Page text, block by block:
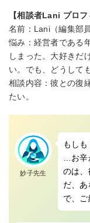
【相談者Lani プロフ
名前：Lani（編集部
悩み：経営者である
しまった。大好きだ
い。でも、どうして
相談内容：彼との復
たい。
妙子先生
もし
…お辛
のは、
だ、
で、ご